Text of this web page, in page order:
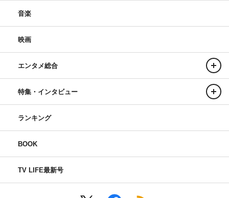
音楽
映画
エンタメ総合
特集・インタビュー
ランキング
BOOK
TV LIFE最新号